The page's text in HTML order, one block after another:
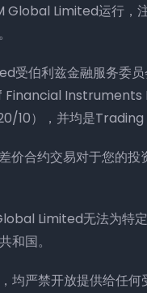
Global Limited运行
受伯利兹金融服务委
Instruments
10），并均是
价合约交易对于您的
Limited无法为特
和国。
均严禁开放提供给任